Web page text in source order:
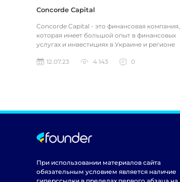
Concorde Capital
Concorde Capital - это финансовая компания,
которая имеет большой опыт в финансовых
услугах и инвестициях в Украине и регионе
12.07.23
4 143 0
При использовании материалов сайта
обязательным условием является наличие